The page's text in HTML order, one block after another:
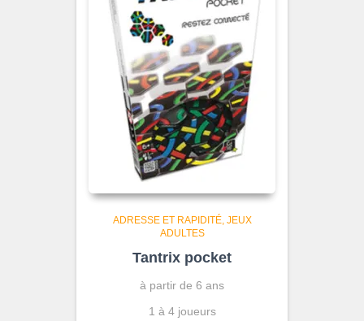
ADRESSE ET RAPIDITÉ JEUX
ADULTES
Tantrix pocket
à partir de 6 ans
1 à 4 joueurs